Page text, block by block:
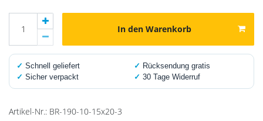
In den Warenkorb
✓ Schnell geliefert ✓ Rücksendung gratis
✓ Sicher verpackt ✓ 30 Tage Widerruf
Artikel-Nr.: BR-190-10-15x20-3